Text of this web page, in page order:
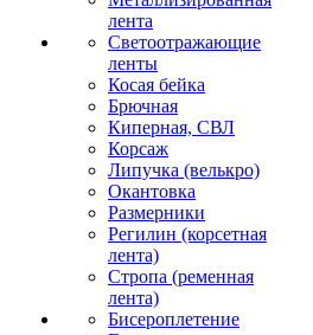
лента
Светоотражающие
ленты
Косая бейка
Брючная
Киперная, СВЛ
Корсаж
Липучка (велькро)
Окантовка
Размерники
Регилин (корсетная
лента)
Стропа (ременная
лента)
Бисероплетение